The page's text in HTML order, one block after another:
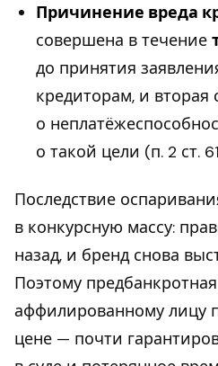
Причинение вреда
совершена в течение
до принятия
кредиторам, и вторая
о
о такой цели (п. 2 ст.
Последствие
в конкурсную массу:
назад, и бренд снова
Поэтому
аффилированному лицу
цене — почти